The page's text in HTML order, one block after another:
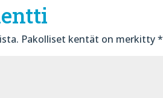
Pakolliset kentät on merkitty*